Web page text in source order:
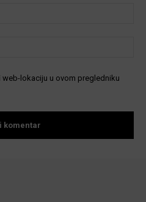
lokaciju u ovom pregledniku